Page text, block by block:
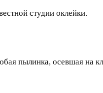
студии оклейки.
пылинка, осевшая на